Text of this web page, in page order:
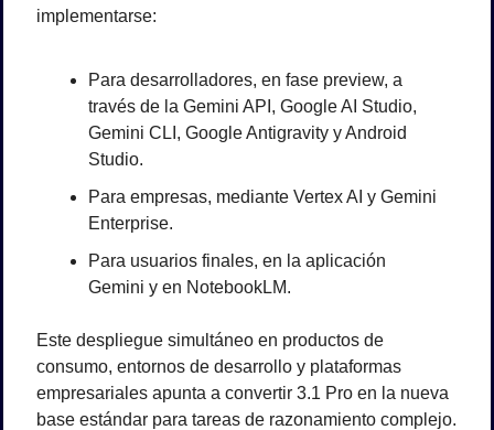
implementarse:
Para desarrolladores, en fase preview, a
través de la Gemini API, Google AI Studio,
Gemini CLI, Google Antigravity y Android
Studio.
Para empresas, mediante Vertex AI y Gemini
Enterprise.
Para usuarios finales, en la aplicación
Gemini y en NotebookLM.
Este despliegue simultáneo en productos de
consumo, entornos de desarrollo y plataformas
empresariales apunta a convertir 3.1 Pro en la nueva
base estándar para tareas de razonamiento complejo.